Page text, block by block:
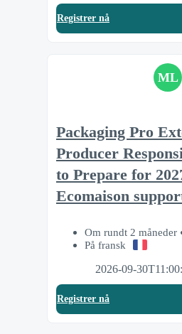
Registrer nå
ML
Packaging Pro
Producer
to Prepare for
Ecomaison
Om rundt 2 måneder
På fransk
2026-09-
Registrer nå